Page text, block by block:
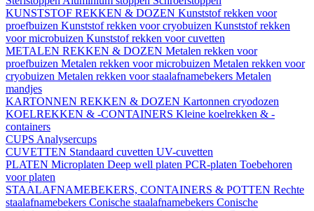
KUNSTSTOF REKKEN & DOZEN Kunststof rekken voor
proefbuizen Kunststof rekken voor cryobuizen Kunststof rekken
voor microbuizen Kunststof rekken voor cuvetten
METALEN REKKEN & DOZEN Metalen rekken voor
proefbuizen Metalen rekken voor microbuizen Metalen rekken voor
cryobuizen Metalen rekken voor staalafnamebekers Metalen
mandjes
KARTONNEN REKKEN & DOZEN Kartonnen cryodozen
KOELREKKEN & -CONTAINERS Kleine koelrekken & -
containers
CUPS Analysercups
CUVETTEN Standaard cuvetten UV-cuvetten
PLATEN Microplaten Deep well platen PCR-platen Toebehoren
voor platen
STAALAFNAMEBEKERS, CONTAINERS & POTTEN Rechte
staalafnamebekers Conische staalafnamebekers Conische